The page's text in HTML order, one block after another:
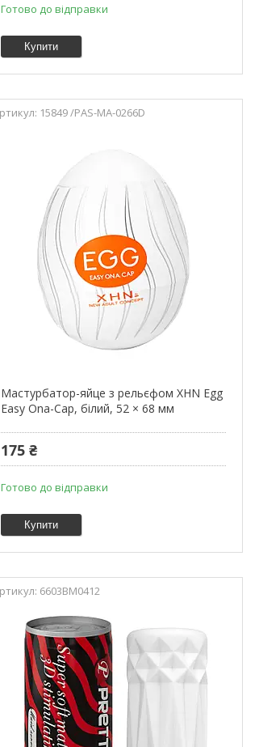
Готово до відправки
Купити
15849 /PAS-MA-0266D
Мастурбатор-яйце з рельєфом XHN Egg
Easy Ona-Cap, білий, 52 × 68 мм
175 ₴
Готово до відправки
Купити
6603ВМ0412